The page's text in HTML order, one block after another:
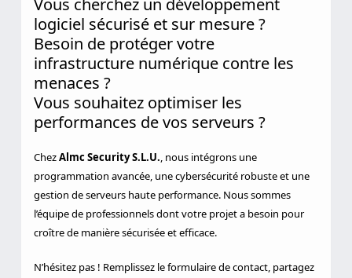
Vous cherchez un développement
logiciel sécurisé et sur mesure ?
Besoin de protéger votre
infrastructure numérique contre les
menaces ?
Vous souhaitez optimiser les
performances de vos serveurs ?
ChezAlmc Security S.L.U., nous intégrons une
programmation avancée, une cybersécurité robuste et une
gestion de serveurs haute performance. Nous sommes
l’équipe de professionnels dont votre projet a besoin pour
croître de manière sécurisée et efficace.
N’hésitez pas ! Remplissez le formulaire de contact, partagez